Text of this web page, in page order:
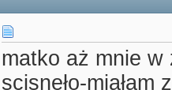
matko aż mnie w
scisnęło-